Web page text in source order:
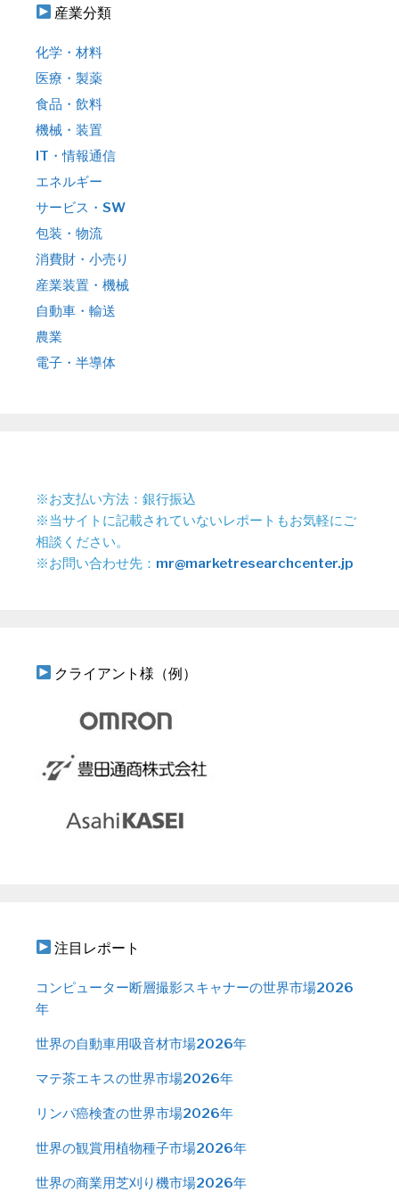
産業分類
化学・材料
医療・製薬
食品・飲料
機械・装置
IT・情報通信
エネルギー
サービス・SW
包装・物流
消費財・小売り
産業装置・機械
自動車・輸送
農業
電子・半導体
※お支払い方法：銀行振込
※当サイトに記載されていないレポートもお気軽にご
相談ください。
※お問い合わせ先： mr@marketresearchcenter.jp
クライアント様（例）
注目レポート
コンピューター断層撮影スキャナーの世界市場2026
年
世界の自動車用吸音材市場2026年
マテ茶エキスの世界市場2026年
リンパ癌検査の世界市場2026年
世界の観賞用植物種子市場2026年
世界の商業用芝刈り機市場2026年